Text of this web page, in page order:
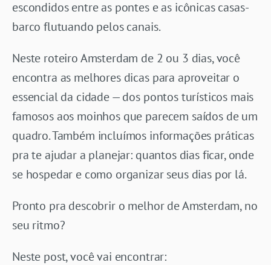
escondidos entre as pontes e as icônicas casas-
barco flutuando pelos canais.
Neste roteiro Amsterdam de 2 ou 3 dias, você
encontra as melhores dicas para aproveitar o
essencial da cidade — dos pontos turísticos mais
famosos aos moinhos que parecem saídos de um
quadro. Também incluímos informações práticas
pra te ajudar a planejar: quantos dias ficar, onde
se hospedar e como organizar seus dias por lá.
Pronto pra descobrir o melhor de Amsterdam, no
seu ritmo?
Neste post, você vai encontrar: